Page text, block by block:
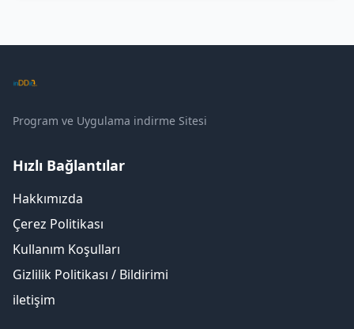
Program ve Uygulama indirme Sitesi
Hızlı Bağlantılar
Hakkımızda
Çerez Politikası
Kullanım Koşulları
Gizlilik Politikası / Bildirimi
iletişim